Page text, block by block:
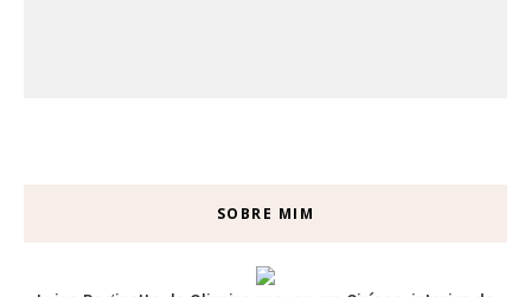
SOBRE MIM